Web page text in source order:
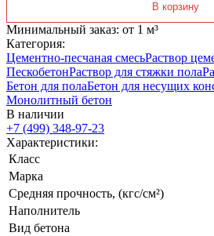
В корзину
Минимальный заказ: от 1 м³
Категория:
Цементно-песчаная смесьРаствор
ПескобетонРаствор для стяжки пола
Бетон для полаБетон для несущих
Монолитный бетон
В наличии
+7 (499) 348-97-23
Характеристики:
Класс
Марка
Средняя прочность, (кгс/см²)
Наполнитель
Вид бетона